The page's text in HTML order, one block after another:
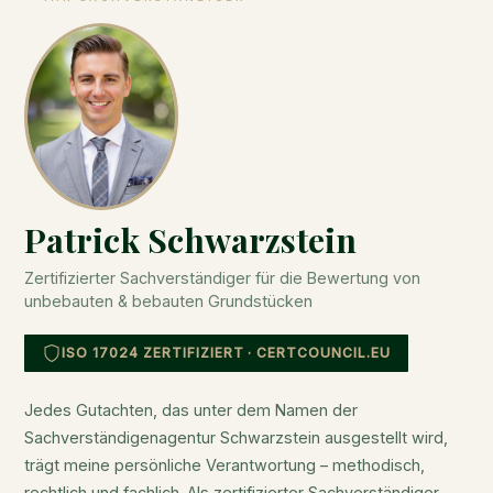
Patrick Schwarzstein
Zertifizierter Sachverständiger für die Bewertung von
unbebauten & bebauten Grundstücken
ISO 17024 ZERTIFIZIERT · CERTCOUNCIL.EU
Jedes Gutachten, das unter dem Namen der
Sachverständigenagentur Schwarzstein ausgestellt wird,
trägt meine persönliche Verantwortung – methodisch,